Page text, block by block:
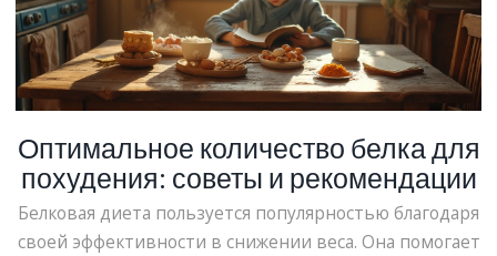
Оптимальное количество белка для
похудения: советы и рекомендации
Белковая диета пользуется популярностью благодаря
своей эффективности в снижении веса. Она помогает